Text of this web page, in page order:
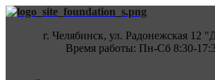
г. Челябинск, ул. Радонежская 12
Время работы: Пн-Cб 8:30-